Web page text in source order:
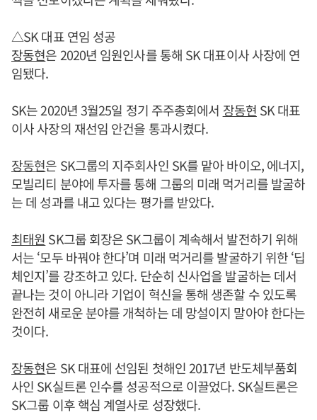
△SK 대표 연임 성공
장동현은 2020년 임원인사를 통해 SK 대표이사 사장에 연
임됐다.
SK는 2020년 3월25일 정기 주주총회에서 장동현 SK 대표
이사 사장의 재선임 안건을 통과시켰다.
장동현은 SK그룹의 지주회사인 SK를 맡아 바이오, 에너지,
모빌리티 분야에 투자를 통해 그룹의 미래 먹거리를 발굴하
는 데 성과를 내고 있다는 평가를 받았다.
최태원 SK그룹 회장은 SK그룹이 계속해서 발전하기 위해
서는 ‘모두 바꿔야 한다’며 미래 먹거리를 발굴하기 위한 ‘딥
체인지’를 강조하고 있다. 단순히 신사업을 발굴하는 데서
끝나는 것이 아니라 기업이 혁신을 통해 생존할 수 있도록
완전히 새로운 분야를 개척하는 데 망설이지 말아야 한다는
것이다.
장동현은 SK 대표에 선임된 첫해인 2017년 반도체부품회
사인 SK실트론 인수를 성공적으로 이끌었다. SK실트론은
SK그룹 이후 핵심 계열사로 성장했다.